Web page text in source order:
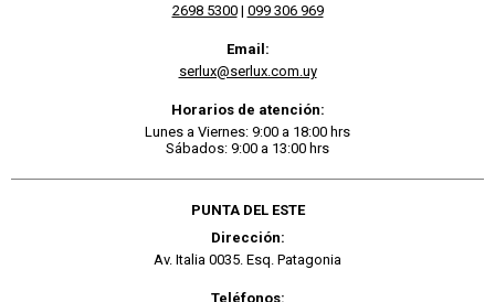
2698 5300| 099 306 969
Email:
serlux@serlux.com.uy
Horarios de atención:
Lunes a Viernes: 9:00 a 18:00 hrs
Sábados: 9:00 a 13:00 hrs
PUNTA DEL ESTE
Dirección:
Av. Italia 0035. Esq. Patagonia
Teléfonos: